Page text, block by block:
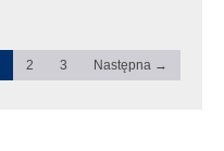
2 3 Następna →